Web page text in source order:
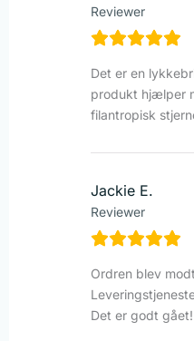
Reviewer
Det er en
produkt hjælper
filantropisk
Jackie E.
Reviewer
Ordren blev
Det er godt gået!